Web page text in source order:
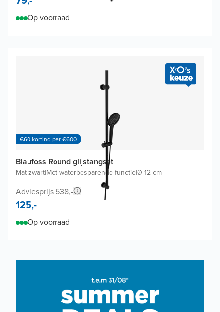
Op voorraad
€60 korting per €600
Blaufoss Round glijstangset
Mat zwart|Met waterbesparende functie|Ø 12 cm
Adviesprijs 538,-
125,-
Op voorraad